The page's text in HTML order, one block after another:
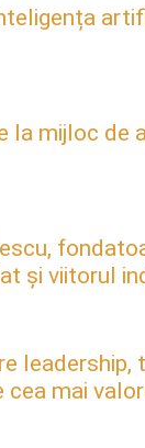
la mijloc de
și viitorul
leadership,
mai